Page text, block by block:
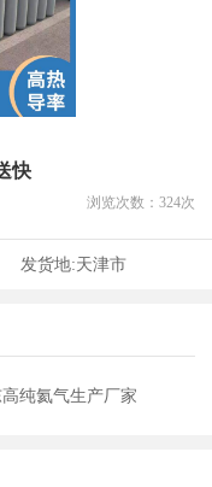
快
浏览次数： 324次
发货地:天津市
纯氦气生产厂家